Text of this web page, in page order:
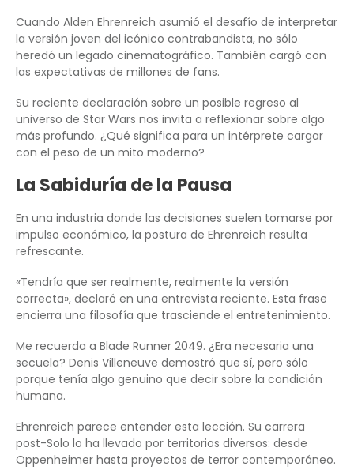
Cuando Alden Ehrenreich asumió el desafío de interpretar
la versión joven del icónico contrabandista, no sólo
heredó un legado cinematográfico. También cargó con
las expectativas de millones de fans.
Su reciente declaración sobre un posible regreso al
universo de Star Wars nos invita a reflexionar sobre algo
más profundo. ¿Qué significa para un intérprete cargar
con el peso de un mito moderno?
La Sabiduría de la Pausa
En una industria donde las decisiones suelen tomarse por
impulso económico, la postura de Ehrenreich resulta
refrescante.
«Tendría que ser realmente, realmente la versión
correcta», declaró en una entrevista reciente. Esta frase
encierra una filosofía que trasciende el entretenimiento.
Me recuerda a Blade Runner 2049. ¿Era necesaria una
secuela? Denis Villeneuve demostró que sí, pero sólo
porque tenía algo genuino que decir sobre la condición
humana.
Ehrenreich parece entender esta lección. Su carrera
post-Solo lo ha llevado por territorios diversos: desde
Oppenheimer hasta proyectos de terror contemporáneo.